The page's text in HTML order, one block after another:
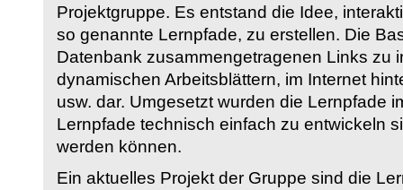
Projektgruppe. Es entstand die Idee,
so genannte Lernpfade, zu erstellen. Die
Datenbank zusammengetragenen Links zu
dynamischen Arbeitsblättern, im Internet
usw. dar. Umgesetzt wurden die Lernpfade
Lernpfade technisch einfach zu entwickeln
werden können.
Ein aktuelles Projekt der Gruppe sind die